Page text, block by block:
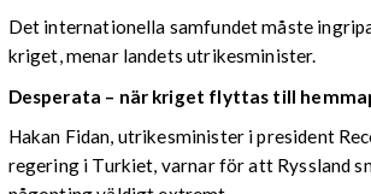
Det internationella samfundet måste
kriget, menar landets utrikesminister.
Desperata – när kriget flyttas till
Hakan Fidan, utrikesminister i president
regering i Turkiet, varnar för att Ryssland